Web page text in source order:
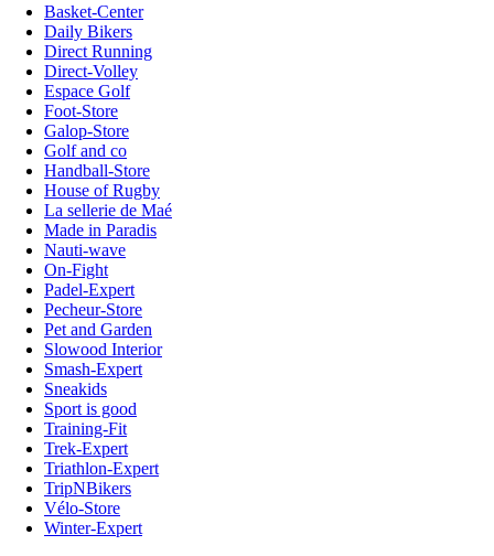
Basket-Center
Daily Bikers
Direct Running
Direct-Volley
Espace Golf
Foot-Store
Galop-Store
Golf and co
Handball-Store
House of Rugby
La sellerie de Maé
Made in Paradis
Nauti-wave
On-Fight
Padel-Expert
Pecheur-Store
Pet and Garden
Slowood Interior
Smash-Expert
Sneakids
Sport is good
Training-Fit
Trek-Expert
Triathlon-Expert
TripNBikers
Vélo-Store
Winter-Expert